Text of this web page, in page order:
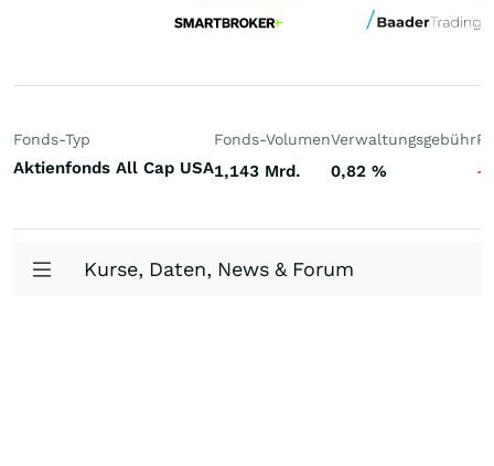
Fonds-Typ
Aktienfonds All Cap USA
Fonds-Volumen
1,143 Mrd.
Verwaltungsgebühr
0,82 % -
Kurse, Daten, News & Forum